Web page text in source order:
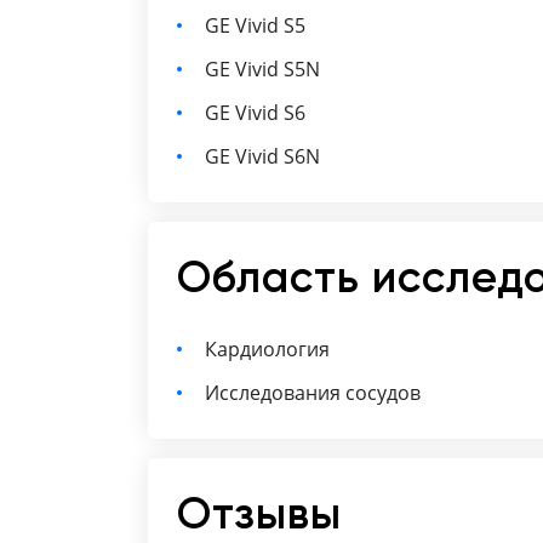
GE Vivid S5
GE Vivid S5N
GE Vivid S6
GE Vivid S6N
Область
Кардиология
Исследования сосудов
Отзывы